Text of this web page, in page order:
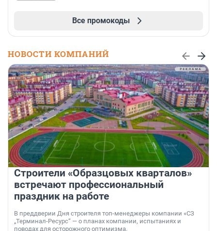
Все промокоды
НОВОСТИ КОМПАНИЙ
Строители «Образцовых кварталов»
встречают профессиональный
праздник на работе
В преддверии Дня строителя топ-менеджеры компании «СЗ
„Терминал-Ресурс“ — о планах компании, испытаниях и
поводах для осторожного оптимизма.